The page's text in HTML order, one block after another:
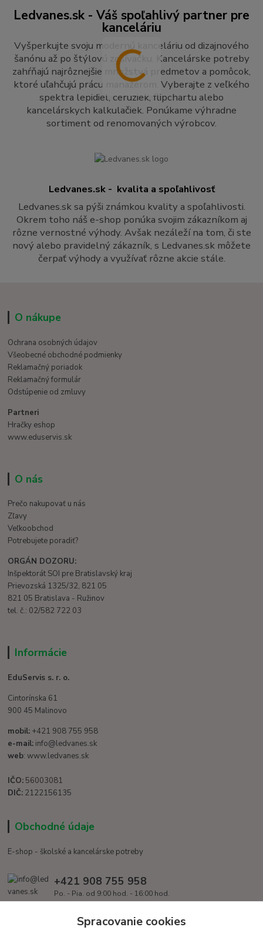
Ledvanes.sk - Váš spoľahlivý partner pre
kanceláriu
Vyšperkujte svoju modernú kanceláriu od dizajnového
šanónu až po štýlovú zošívačku. Kancelárske potreby
zahŕňajú najrôznejšie množstvá predmetov a pomôcok,
ktoré uľahčujú prácu manažérom. Vyberajte z veľkého
spektra lepidiel, ceruziek, flipchartu alebo
kancelárskych kalkulačiek. Ponúkame výhradne
sortiment od renomovaných výrobcov.
Ledvanes.sk - kvalita a spoľahlivosť
Ledvanes.sk sa pýši známkou kvality a spoľahlivosti.
Okrem toho náš e-shop ponúka svojim zákazníkom aj
rôzne vernostné výhody. Avšak nezáleží na tom, či ste
nový alebo pravidelný zákazník, s Ledvanes.sk môžete
čerpať výhody a využívať rôzne akcie stále.
O nákupe
Ochrana osobných údajov
Všeobecné obchodné podmienky
Reklamačný poriadok
Reklamačný formulár
Odstúpenie od zmluvy
Partneri
Hračky eshop
www.eduservis.sk
O nás
Prečo nakupovať u nás
Zľavy
Veľkoobchod
Potrebujete poradiť?
ORGÁN DOZORU:
Inšpektorát SOI pre Bratislavský kraj
Prievozská 1325/32, 821 05
821 05 Bratislava - Ružinov
tel. č.: 02/582 722 03
Informácie
EduServis s. r. o.
Cintorínska 61
900 45 Malinovo
mobil: +421 908 755 958
e-mail: info@ledvanes.sk
web: www.ledvanes.sk
IČO: 56003081
DIČ: 2122156135
Obchodné údaje
E-shop - školské a kancelárske potreby
+421 908 755 958
Po. - Pia. od 9:00 hod. - 16:00 hod.
info@ledvanes.skSpracovanie cookies